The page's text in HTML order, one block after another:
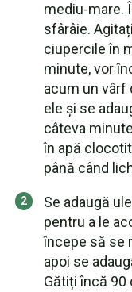
mediu-mare.
sfârâie.
ciupercile în
minute, vor
acum un vârf
ele și se
câteva
în apă
până când
Se adaugă
pentru a le
începe să se
apoi se
Gătiți încă 90